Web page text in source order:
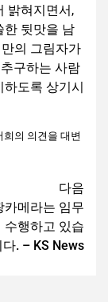
밝혀지면서,
한 뒷맛을 남
의 그림자가
구하는 사람
도록 상기시
의 의견을 대변
다음
카메라는 임무
수행하고 있습
다. – KS News